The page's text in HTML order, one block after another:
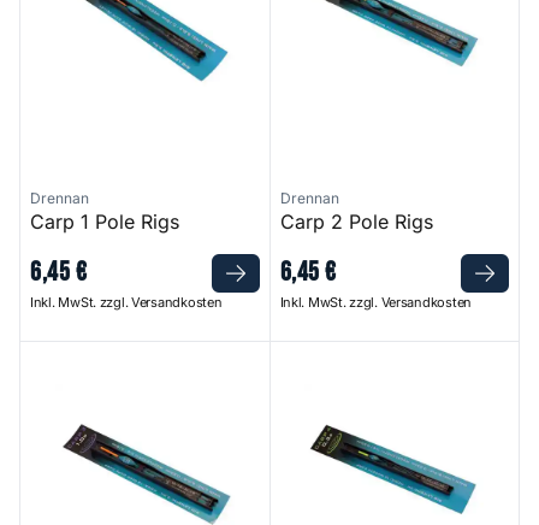
Drennan
Carp 1 Pole Rigs
6,45€
Inkl. MwSt. zzgl. Versandkosten
Drennan
Carp 2 Pole Rigs
6,45€
Inkl. MwSt. zzgl. Versandkosten